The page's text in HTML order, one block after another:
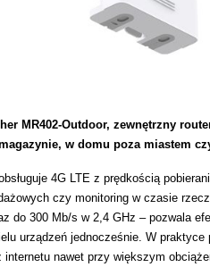
MR402-Outdoor, zewnętrzny
w domu poza miastem
4G LTE z prędkością
czy monitoring w czasie
do 300 Mb/s w 2,4 GHz – pozwala
urządzeń jednocześnie. W
nawet przy większym